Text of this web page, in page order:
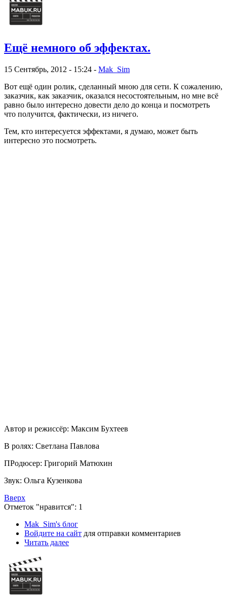
Ещё немного об эффектах.
15 Сентябрь, 2012 - 15:24 - Mak_Sim
Вот ещё один ролик, сделанный мною для сети. К сожалению,
заказчик, как заказчик, оказался несостоятельным, но мне всё
равно было интересно довести дело до конца и посмотреть
что получится, фактически, из ничего.
Тем, кто интересуется эффектами, я думаю, может быть
интересно это посмотреть.
Автор и режиссёр: Максим Бухтеев
В ролях: Светлана Павлова
ПРодюсер: Григорий Матюхин
Звук: Ольга Кузенкова
Вверх
Отметок "нравится": 1
Mak_Sim's блог
Войдите на сайт для отправки комментариев
Читать далее